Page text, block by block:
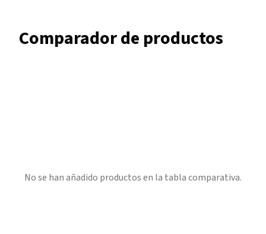
Comparador de productos
No se han añadido productos en la tabla comparativa.